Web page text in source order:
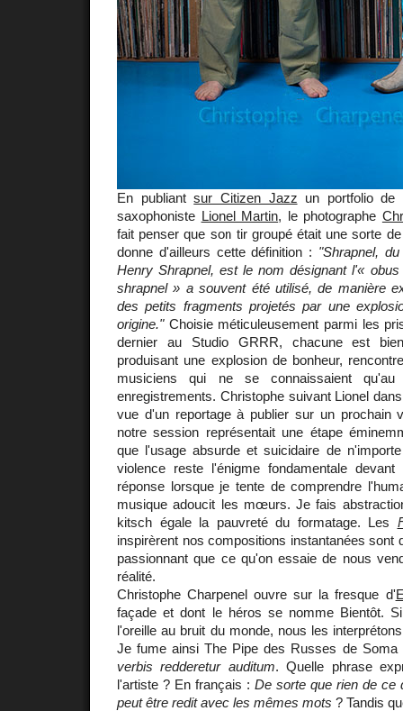
En publiantsur Citizen Jazz un portfolio de
saxophoniste Lionel Martin, le photographe
fait penser que son tir groupé était une sorte
donne d'ailleurs cette définition : "Shrapnel,
Henry Shrapnel, est le nom désignant l'«
shrapnel » a souvent été utilisé, de manière
des petits fragments projetés par une
origine."Choisie méticuleusement parmi les
dernier au Studio GRRR, chacune est
produisant une explosion de bonheur,
musiciens qui ne se connaissaient
enregistrements. Christophe suivant Lionel
vue d'un reportage à publier sur un prochain
notre session représentait une étape
que l'usage absurde et suicidaire de
violence reste l'énigme fondamentale
réponse lorsque je tente de comprendre
musique adoucit les mœurs. Je fais
kitsch égale la pauvreté du formatage. Les
inspirèrent nos compositions instantanées sont
passionnant que ce qu'on essaie de nous
réalité.
Christophe Charpenel ouvre sur la fresque d'
façade et dont le héros se nomme Bientôt.
l'oreille au bruit du monde, nous les
Je fume ainsi The Pipe des Russes de
verbis redderetur auditum. Quelle phrase
l'artiste ? En français : De sorte que rien de ce
peut être redit avec les mêmes mots ? Tandis